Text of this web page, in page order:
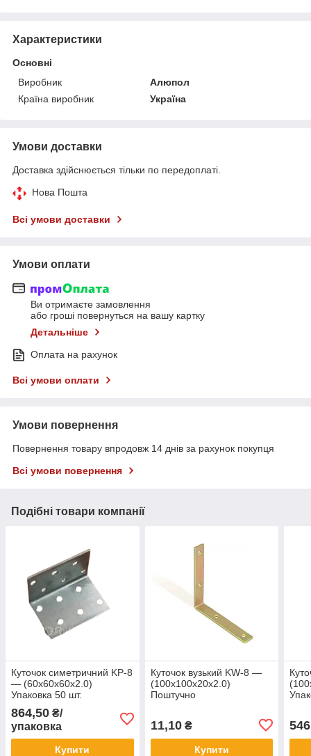
Характеристики
Основні
Виробник
Алюпол
Країна виробник
Україна
Умови доставки
Доставка здійснюється тільки по передоплаті.
Нова Пошта
Всі умови доставки
Умови оплати
Ви отримаєте замовлення
або гроші повернуться на вашу картку
Детальніше
Оплата на рахунок
Всі умови оплати
Умови повернення
Повернення товару впродовж 14 днів за рахунок покупця
Всі умови повернення
Подібні товари компанії
Куточок симетричний KP-8
— (60х60х60х2.0)
Упаковка 50 шт.
864,50 ₴/
упаковка
Купити
Куточок вузький KW-8 —
(100х100х20х2.0)
Поштучно
11,10₴
Купити
546